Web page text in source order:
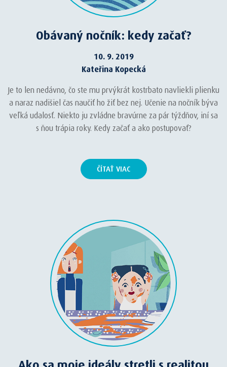
Obávaný nočník: kedy začať?
10. 9. 2019
Kateřina Kopecká
Je to len nedávno, čo ste mu prvýkrát kostrbato navliekli plienku
a naraz nadišiel čas naučiť ho žiť bez nej. Učenie na nočník býva
veľká udalosť. Niekto ju zvládne bravúrne za pár týždňov, iní sa
s ňou trápia roky. Kedy začať a ako postupovať?
ČÍTAŤ VIAC